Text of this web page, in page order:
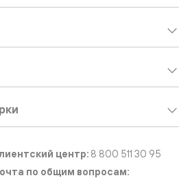
центр: 8 800 511 30 95
по общим вопросам: